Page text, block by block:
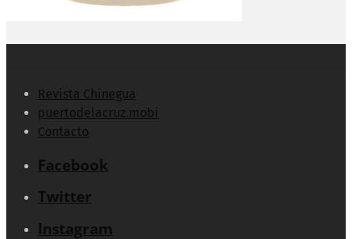
Revista Chinegua
puertodelacruz.mobi
Contacto
Facebook
Twitter
Instagram